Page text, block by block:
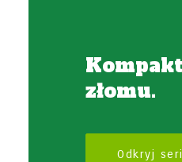
złomu.
Odkryj